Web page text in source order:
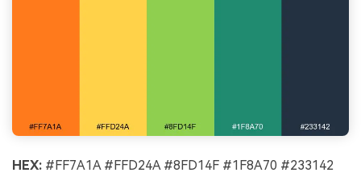
HEX: #FF7A1A #FFD24A #8FD14F #1F8A70 #233142